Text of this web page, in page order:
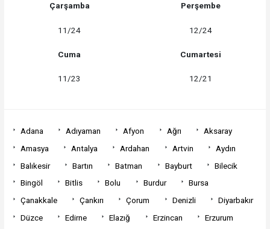
Çarşamba
11/24
Perşembe
12/24
Cuma
11/23
Cumartesi
12/21
Adana Adıyaman Afyon Ağrı
Aksaray
Amasya
Antalya Ardahan Artvin
Aydın
Balıkesir
Bartın Batman Bayburt
Bilecik
Bingöl
Bitlis Bolu Burdur
Bursa
Çanakkale
Çankırı Çorum Denizli
Diyarbakır
Düzce
Edirne Elazığ Erzincan
Erzurum